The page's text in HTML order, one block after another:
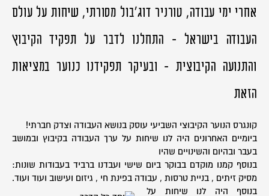
אחרי ימי עבודה, טורניר דוג'בול מסורתי, שיחות על עולם
העבודה בישראל - התחלנו לדבר על תפקיד הקיבוץ
והתנועה הקיבוצית - ובעיקר תפקידנו כנוער במציאות
הזאת
קונגרס הנוער הקיבוצי השביעי עוסק בנושא העבודה וצדק חברתי!
ביומיים האחרונים היה לנו שיחות על ערך העבודה בקיבוץ ובמושב
בעבר ובהיום והשינויים שהיו
בנוסף קמנו מוקדם בבוקר ביום שישי ועבדנו ברביד בעבודות שונות:
מסיק זיתים , בניית טרסות , עבודה בפינת חי , גיזום ועישוב ועוד ועוד.
בנוסף היה לנו שיחות על